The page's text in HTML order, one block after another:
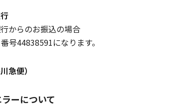
からのお振込の場合
号44838591になります。
急便）
ーについて